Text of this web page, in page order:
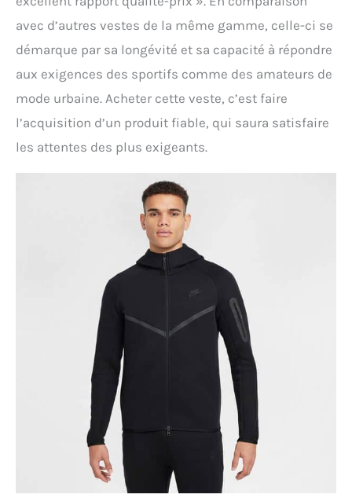
avec d’autres vestes de la même gamme, celle-ci se
démarque par sa longévité et sa capacité à répondre
aux exigences des sportifs comme des amateurs de
mode urbaine. Acheter cette veste, c’est faire
l’acquisition d’un produit fiable, qui saura satisfaire
les attentes des plus exigeants.